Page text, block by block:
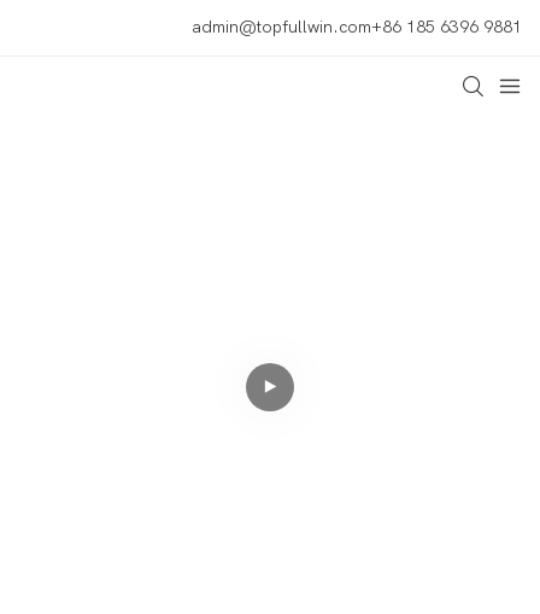
admin@topfullwin.com+86 185 6396 9881